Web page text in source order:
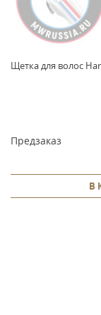
Щетка для волос
Предзаказ
В